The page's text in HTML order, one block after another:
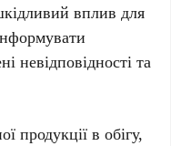
вплив для
невідповідності та
продукції в обігу,